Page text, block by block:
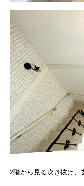
2階から見る吹き抜け、